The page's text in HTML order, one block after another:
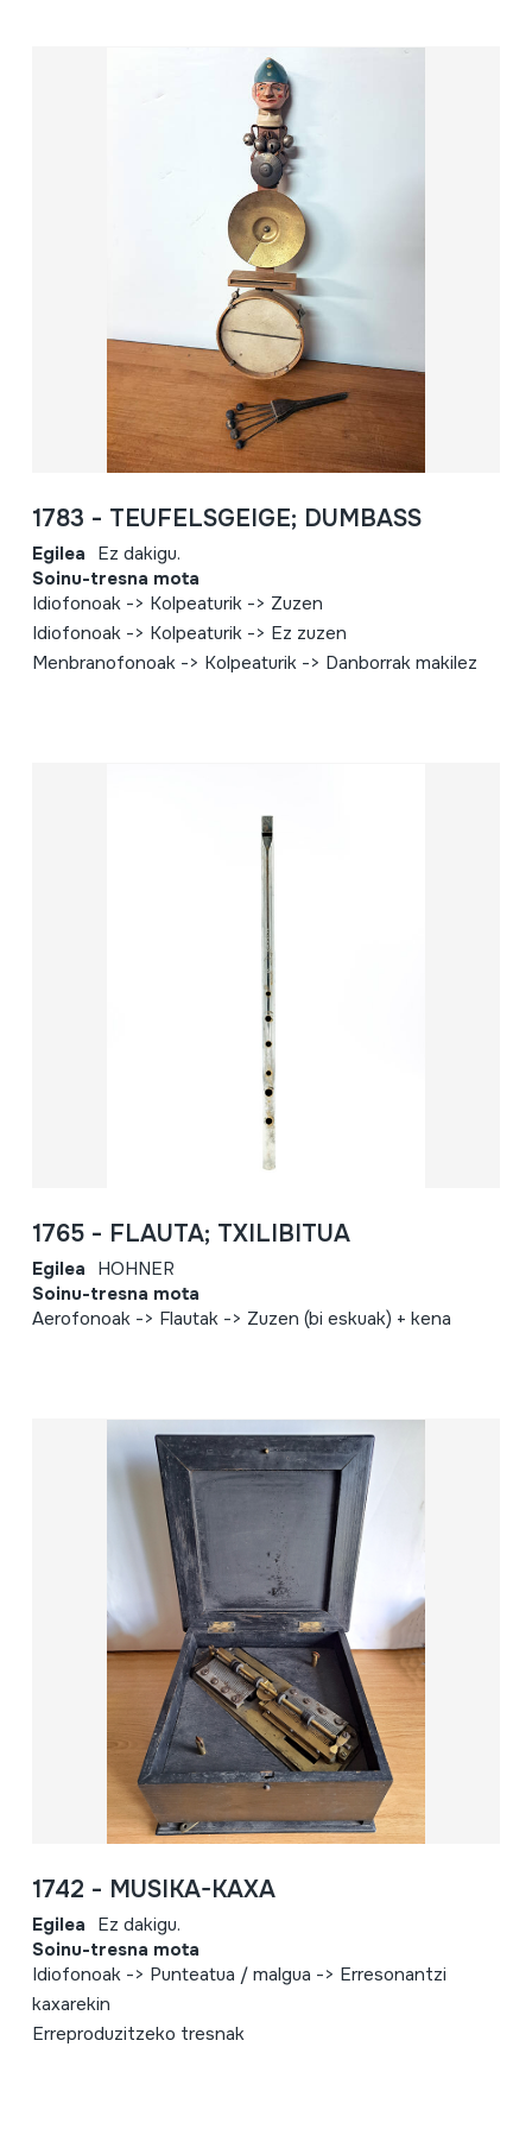
1783 - TEUFELSGEIGE; DUMBASS
Egilea Ez dakigu.
Soinu-tresna mota
Idiofonoak -> Kolpeaturik -> Zuzen
Idiofonoak -> Kolpeaturik -> Ez zuzen
Menbranofonoak -> Kolpeaturik -> Danborrak makilez
1765 - FLAUTA; TXILIBITUA
Egilea HOHNER
Soinu-tresna mota
Aerofonoak -> Flautak -> Zuzen (bi eskuak) + kena
1742 - MUSIKA-KAXA
Egilea Ez dakigu.
Soinu-tresna mota
Idiofonoak -> Punteatua / malgua -> Erresonantzi
kaxarekin
Erreproduzitzeko tresnak